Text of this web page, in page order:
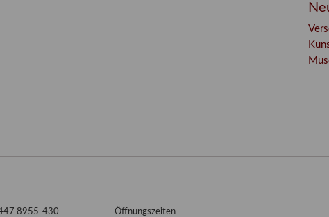
8955-430
Öffnungszeiten